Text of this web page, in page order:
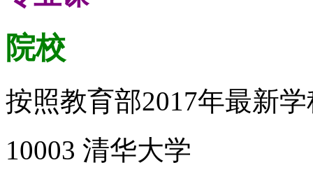
院校
按照教育部2017年最新
10003 清华大学